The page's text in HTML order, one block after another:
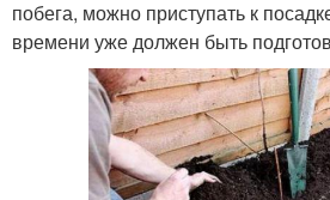
побега, можно приступать к
времени уже должен быть